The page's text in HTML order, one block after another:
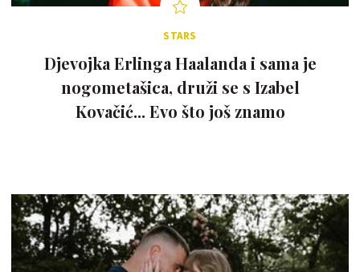
STARS
Djevojka Erlinga Haalanda i sama je
nogometašica, druži se s Izabel
Kovačić... Evo što još znamo